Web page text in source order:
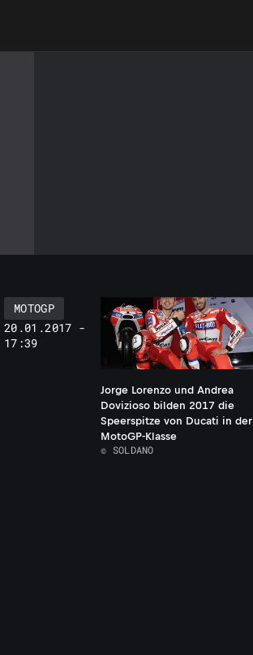
MOTOGP
20.01.2017 -
17:39
Jorge Lorenzo und Andrea
Dovizioso bilden 2017 die
Speerspitze von Ducati in der
MotoGP-Klasse
© SOLDANO